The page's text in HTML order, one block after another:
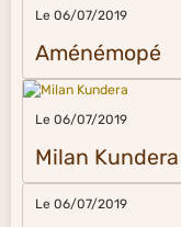
Le 06/07/2019
Aménémopé
Le 06/07/2019
Milan Kundera
Le 06/07/2019